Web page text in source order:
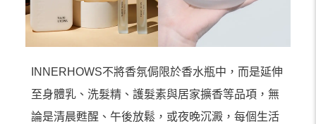
INNERHOWS不將香氛侷限於香水瓶中，而是延伸
至身體乳、洗髮精、護髮素與居家擴香等品項，無
論是清晨甦醒、午後放鬆，或夜晚沉澱，每個生活